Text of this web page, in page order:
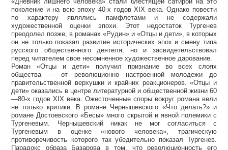
поколение и на всю эпоху 40-х годов XIX века. Однако повести
по характеру являлись памфлетами и не содержали
художественной оценки эпохи. Этот недостаток Тургенев
преодолел позже, в романах «Рудин» и «Отцы и дети», в которых
он не только показал развитие исторических эпох и смену типа
русского общественного деятеля, но и засвидетельствовал
перед читателем свое несомненное художественное дарование.
Роман «Отцы и дети» получил признание во всех слоях
общества — от революционно настроенной молодежи до
правительственной верхушки и крайних реакционеров. «Отцы и
дети» оказались в центре литературной и общественной жизни 60
—80-х годов XIX века. Ожесточенные споры вокруг романа вели
не только критики. В романе Чернышевского «Что делать?» и
романе Достоевского «Бесы» много скрытой и явной полемики с
Тургеневым. Чернышевский никак не мог согласиться с
Тургеневым в оценке «нового человека», трагическую
противоречивость которого так убедительно показал Тургенев.
Парадокс образа Базарова в том, что революционность его